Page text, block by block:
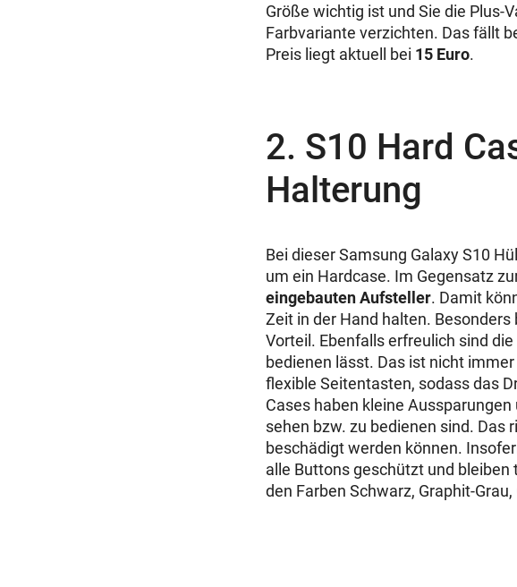
Größe wichtig ist und Sie die Plus-
Farbvariante verzichten. Das fällt
Preis liegt aktuell bei 15 Euro.
2. S10 Hard
Halterung
Bei dieser Samsung Galaxy S10
um ein Hardcase. Im Gegensatz
eingebauten Aufsteller. Damit
Zeit in der Hand halten.
Vorteil. Ebenfalls erfreulich sind die
bedienen lässt. Das ist nicht
flexible Seitentasten, sodass das
Cases haben kleine
sehen bzw. zu bedienen sind. Das
beschädigt werden können.
alle Buttons geschützt und bleiben
den Farben Schwarz, Graphit-